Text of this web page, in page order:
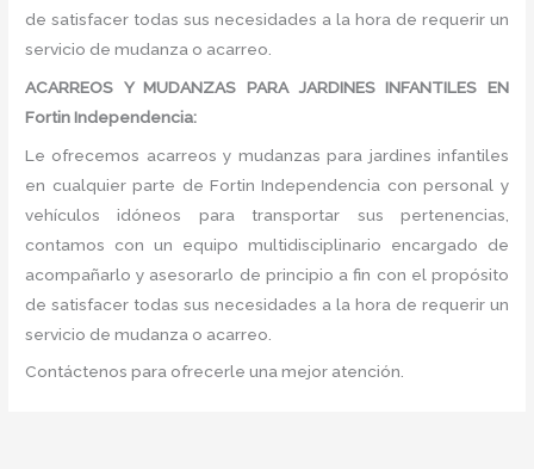
de satisfacer todas sus necesidades a la hora de requerir un
servicio de mudanza o acarreo.
ACARREOS Y MUDANZAS PARA JARDINES INFANTILES EN
Fortin Independencia:
Le ofrecemos acarreos y mudanzas para jardines infantiles
en cualquier parte de Fortin Independencia con personal y
vehículos idóneos para transportar sus pertenencias,
contamos con un equipo multidisciplinario encargado de
acompañarlo y asesorarlo de principio a fin con el propósito
de satisfacer todas sus necesidades a la hora de requerir un
servicio de mudanza o acarreo.
Contáctenos para ofrecerle una mejor atención.